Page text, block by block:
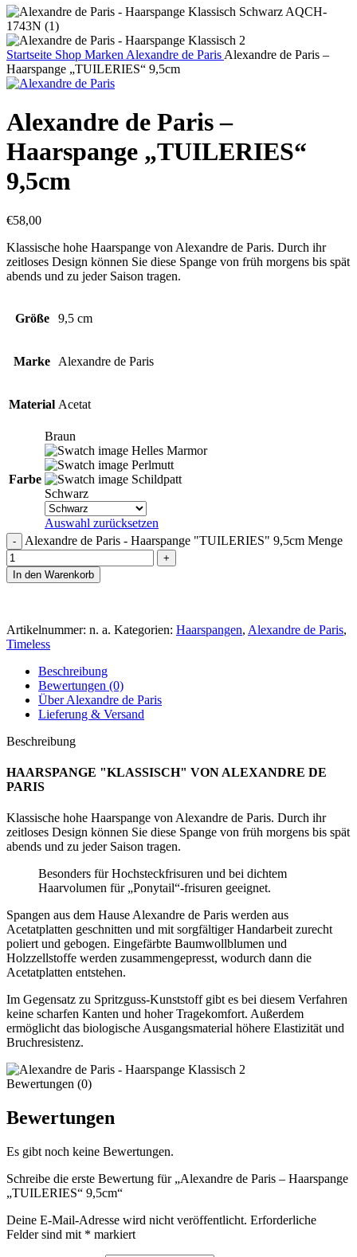
Startseite Shop Marken Alexandre de Paris Alexandre de Paris –
Haarspange „TUILERIES“ 9,5cm
Alexandre de Paris –
Haarspange „TUILERIES“
9,5cm
€58,00
Klassische hohe Haarspange von Alexandre de Paris. Durch ihr
zeitloses Design können Sie diese Spange von früh morgens bis spät
abends und zu jeder Saison tragen.
Größe 9,5 cm
Marke Alexandre de Paris
Material Acetat
Farbe
Braun
Helles Marmor
Perlmutt
Schildpatt
Schwarz
Auswahl zurücksetzen
Alexandre de Paris - Haarspange "TUILERIES" 9,5cm Menge
In den Warenkorb
Artikelnummer: n. a. Kategorien: Haarspangen, Alexandre de Paris,
Timeless
Beschreibung
Bewertungen (0)
Über Alexandre de Paris
Lieferung & Versand
Beschreibung
HAARSPANGE "KLASSISCH" VON ALEXANDRE DE
PARIS
Klassische hohe Haarspange von Alexandre de Paris. Durch ihr
zeitloses Design können Sie diese Spange von früh morgens bis spät
abends und zu jeder Saison tragen.
Besonders für Hochsteckfrisuren und bei dichtem
Haarvolumen für „Ponytail“-frisuren geeignet.
Spangen aus dem Hause Alexandre de Paris werden aus
Acetatplatten geschnitten und mit sorgfältiger Handarbeit zurecht
poliert und gebogen. Eingefärbte Baumwollblumen und
Holzzellstoffe werden zusammengepresst, wodurch dann die
Acetatplatten entstehen.
Im Gegensatz zu Spritzguss-Kunststoff gibt es bei diesem Verfahren
keine scharfen Kanten und hoher Tragekomfort. Außerdem
ermöglicht das biologische Ausgangsmaterial höhere Elastizität und
Bruchresistenz.
Bewertungen (0)
Bewertungen
Es gibt noch keine Bewertungen.
Schreibe die erste Bewertung für „Alexandre de Paris – Haarspange
„TUILERIES“ 9,5cm“
Deine E-Mail-Adresse wird nicht veröffentlicht. Erforderliche
Felder sind mit * markiert